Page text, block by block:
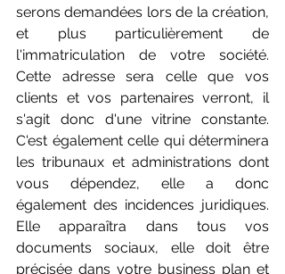
serons demandées lors de la création,
et plus particulièrement de
l'immatriculation de votre société.
Cette adresse sera celle que vos
clients et vos partenaires verront, il
s'agit donc d'une vitrine constante.
C'est également celle qui déterminera
les tribunaux et administrations dont
vous dépendez, elle a donc
également des incidences juridiques.
Elle apparaîtra dans tous vos
documents sociaux, elle doit être
précisée dans votre business plan et